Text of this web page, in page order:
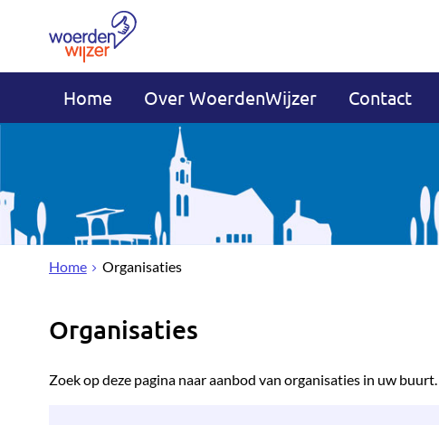
Home Over WoerdenWijzer Contact
Home Organisaties
Organisaties
Zoek op deze pagina naar aanbod van organisaties in uw buurt.